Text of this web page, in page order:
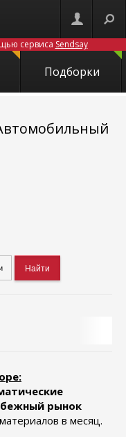
сервиса Sendsay
Подборки
рынок
в месяц.